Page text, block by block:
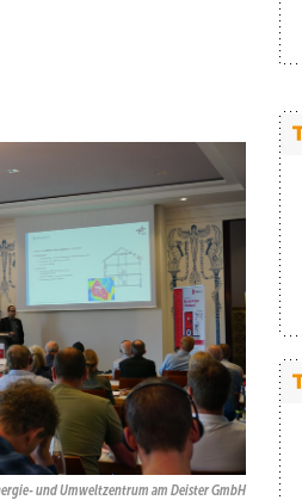
und Umweltzentrum am Deister GmbH